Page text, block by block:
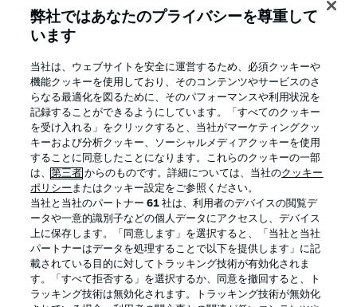
言語をお選びください
日本語 Display Mode
ログイン
Football as it's meant to be
弊社ではあなたのプライバシーを尊重して
います
当社は、ウェブサイトを安全に運営するため、必須クッキーや
機能クッキーを使用しており、そのコンテンツやサービスのさ
らなる最適化を図るために、そのパフォーマンスや利用状況を
記録することができるようにしています。「すべてのクッキー
を受け入れる」をクリックすると、当社がマーケティングクッ
キーおよび分析クッキー、ソーシャルメディアクッキーを使用
することに同意したことになります。これらのクッキーの一部
は、第三者 からのものです。詳細については、当社のクッキー
ポリシー またはクッキー設定をご参照ください。
当社と当社のパートナー61 社は、利用者のデバイスの閲覧デ
ータや一意的識別子などの個人データにアクセスし、デバイス
上に保存します。「同意します」を選択すると、「当社と当社
パートナーはデータを処理することで以下を提供します」に記
載されている目的に対してトラッキング技術が有効化されま
す。「すべて拒否する」を選択するか、同意を撤回すると、ト
ラッキング技術は無効化されます。トラッキング技術が無効化